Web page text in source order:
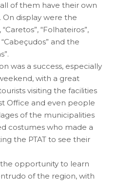
of them have their own
On display were the
“Caretos”, “Folhateiros”,
“Cabeçudos” and the
was a success, especially
with a great
visiting the facilities
Office and even people
of the municipalities
costumes who made a
the PTAT to see their
the opportunity to learn
of the region, with